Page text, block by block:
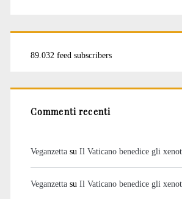
89.032 feed subscribers
Commenti recenti
Veganzettasu Il Vaticano benedice gli
Veganzettasu Il Vaticano benedice gli